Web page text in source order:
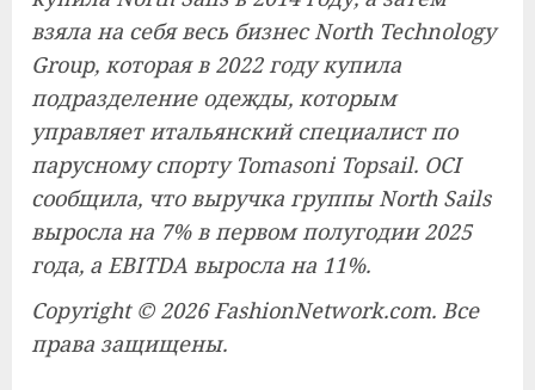
взяла на себя весь бизнес North Technology
Group, которая в 2022 году купила
подразделение одежды, которым
управляет итальянский специалист по
парусному спорту Tomasoni Topsail. OCI
сообщила, что выручка группы North Sails
выросла на 7% в первом полугодии 2025
года, а EBITDA выросла на 11%.
Copyright © 2026 FashionNetwork.com. Все
права защищены.